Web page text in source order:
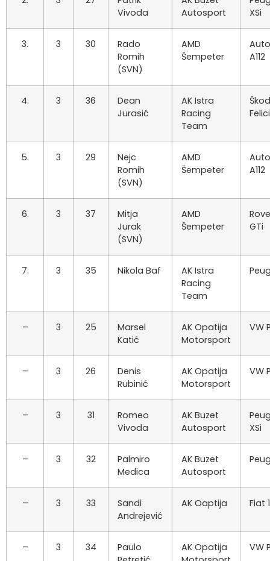
Vivoda
Autosport
XSi
3. 3 30
Rado
Romih
(SVN)
AMD
Šempeter
A112
4. 3 36
Dean
Jurasić
AK Istra
Racing
Team
5. 3 29
Nejc
Romih
(SVN)
AMD
Šempeter
A112
6. 3 37
Mitja
Jurak
(SVN)
AMD
Šempeter
GTi
7. 3 35 Nikola Baf
AK Istra
Racing
Team
– 3 25
Marsel
Katić
AK Opatija
Motorsport
VW
– 3 26
Denis
Rubinić
AK Opatija
Motorsport
VW
– 3 31
Romeo
Vivoda
AK Buzet
Autosport
XSi
– 3 32
Palmiro
Medica
AK Buzet
Autosport
– 3 33
Sandi
Andrejević
AK Oaptija Fiat
– 3 34
Paulo
AK Opatija
VW